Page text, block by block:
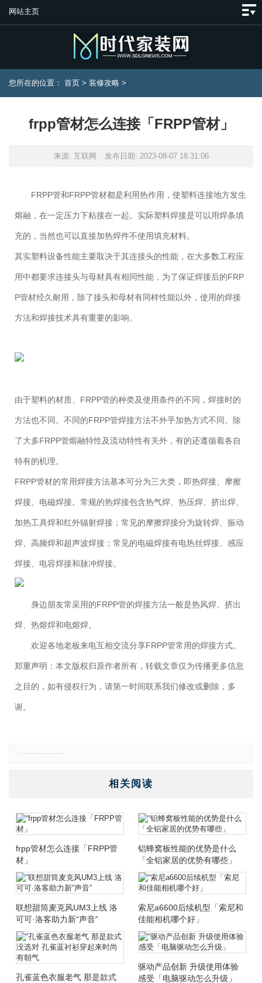
网站主页
您所在的位置： 首页 > 装修攻略 >
frpp管材怎么连接「FRPP管材」
来源: 互联网 发布日期: 2023-08-07 18:31:06
FRPP管和FRPP管材都是利用热作用，使塑料连接地方发生
熔融，在一定压力下粘接在一起。实际塑料焊接是可以用焊条填
充的，当然也可以直接加热焊件不使用填充材料。
其实塑料设备性能主要取决于其连接头的性能，在大多数工程应
用中都要求连接头与母材具有相同性能，为了保证焊接后的FRP
P管材经久耐用，除了接头和母材有同样性能以外，使用的焊接
方法和焊接技术具有重要的影响。
由于塑料的材质、FRPP管的种类及使用条件的不同，焊接时的
方法也不同。不同的FRPP管焊接方法不外乎加热方式不同。除
了大多FRPP管熔融特性及流动特性有关外，有的还遵循着各自
特有的机理。
FRPP管材的常用焊接方法基本可分为三大类，即热焊接、摩擦
焊接、电磁焊接。常规的热焊接包含热气焊、热压焊、挤出焊、
加热工具焊和红外辐射焊接；常见的摩擦焊接分为旋转焊、振动
焊、高频焊和超声波焊接；常见的电磁焊接有电热丝焊接、感应
焊接、电容焊接和脉冲焊接。
身边朋友常采用的FRPP管的焊接方法一般是热风焊、挤出
焊、热熔焊和电熔焊。
欢迎各地老板来电互相交流分享FRPP管常用的焊接方式。
郑重声明：本文版权归原作者所有，转载文章仅为传播更多信息
之目的，如有侵权行为，请第一时间联系我们修改或删除，多
谢。
相关阅读
frpp管材怎么连接「FRPP管
材」
铝蜂窝板性能的优势是什么
「全铝家居的优势有哪些」
联想甜筒麦克风UM3上线 洛
可可·洛客助力新“声音”
索尼a6600后续机型「索尼和
佳能相机哪个好」
孔雀蓝色衣服老气 那是款式
驱动产品创新 升级使用体验
感受「电脑驱动怎么升级」